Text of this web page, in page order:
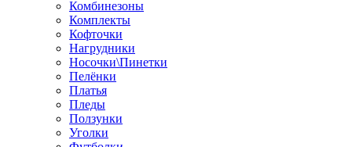
Комбинезоны
Комплекты
Кофточки
Нагрудники
Носочки\Пинетки
Пелёнки
Платья
Пледы
Ползунки
Уголки